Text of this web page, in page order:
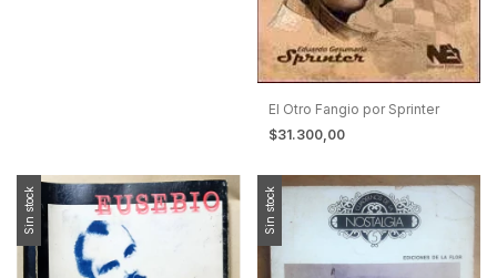
El Otro Fangio por Sprinter
$31.300,00
Sin stock Sin stock